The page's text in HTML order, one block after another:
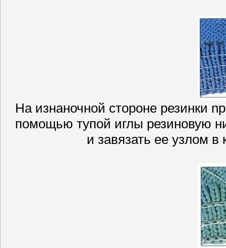
На изнаночной стороне резинки
помощью тупой иглы резиновую
и завязать ее узлом